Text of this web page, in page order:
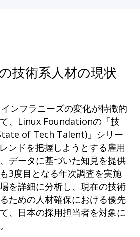
技術系人材の現状
ンフラニーズの変化が特徴的
、Linux Foundationの「技
of Tech Talent)」シリー
ンドを把握しようとする雇用
データに基づいた知見を提供
3度目となる年次調査を実施
を詳細に分析し、現在の技術
ための人材確保における優先
、日本の採用担当者を対象に